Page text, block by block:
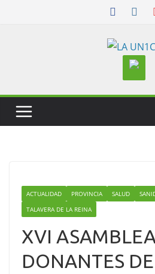
ACTUALIDAD PROVINCIA SALUD
TALAVERA DE LA REINA
XVI
DONANTES